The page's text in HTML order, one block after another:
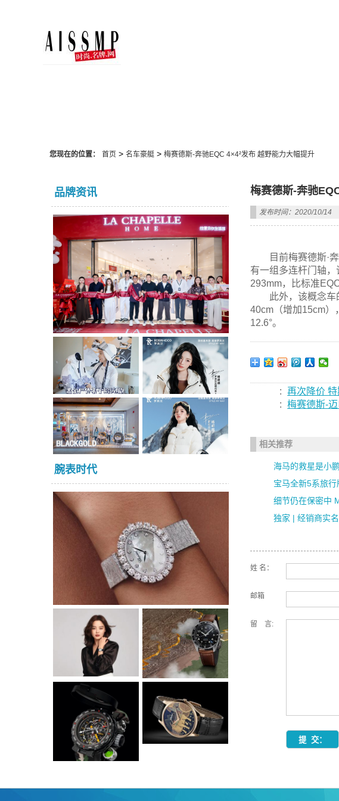
您现在的位置： 首页> 名车豪艇> 梅赛德斯-奔驰EQC 4×4²发布 越野能力大幅提升
品牌资讯
腕表时代
梅赛德斯-奔驰
发布时间：2020/10/14
目前梅赛德斯·
有一组多连杆门轴
293mm，比标准
此外，该概念
40cm（增加15cm）
12.6°。
:
再次降价
:
梅赛德斯-
相关推荐
海马的救星是小
宝马全新5系旅
细节仍在保密中
独家 | 经销商实
姓 名：
邮箱
留 言: